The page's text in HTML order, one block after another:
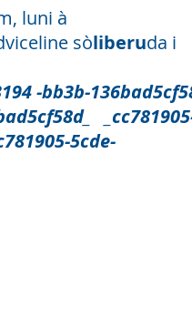
luni à
sòliberuda i
-bb3b-
5cde-